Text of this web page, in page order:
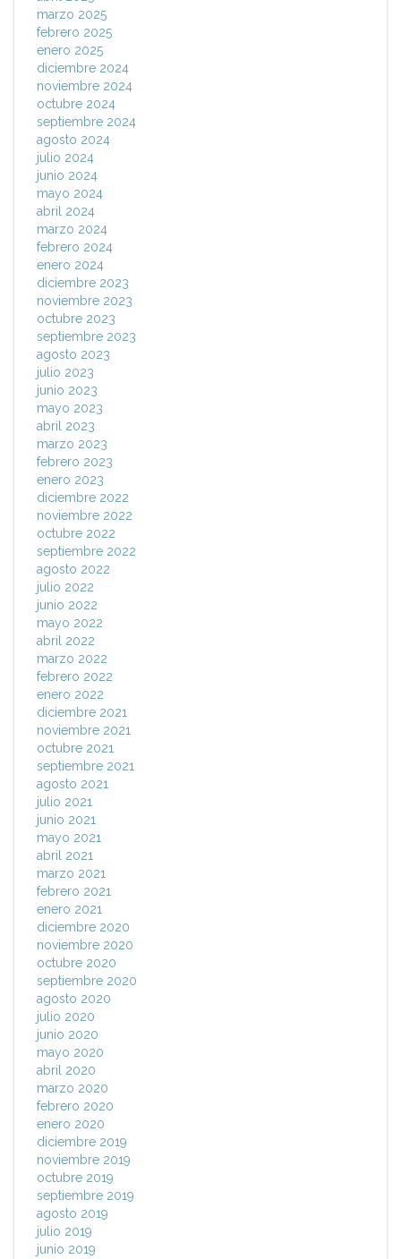
marzo 2025
febrero 2025
enero 2025
diciembre 2024
noviembre 2024
octubre 2024
septiembre 2024
agosto 2024
julio 2024
junio 2024
mayo 2024
abril 2024
marzo 2024
febrero 2024
enero 2024
diciembre 2023
noviembre 2023
octubre 2023
septiembre 2023
agosto 2023
julio 2023
junio 2023
mayo 2023
abril 2023
marzo 2023
febrero 2023
enero 2023
diciembre 2022
noviembre 2022
octubre 2022
septiembre 2022
agosto 2022
julio 2022
junio 2022
mayo 2022
abril 2022
marzo 2022
febrero 2022
enero 2022
diciembre 2021
noviembre 2021
octubre 2021
septiembre 2021
agosto 2021
julio 2021
junio 2021
mayo 2021
abril 2021
marzo 2021
febrero 2021
enero 2021
diciembre 2020
noviembre 2020
octubre 2020
septiembre 2020
agosto 2020
julio 2020
junio 2020
mayo 2020
abril 2020
marzo 2020
febrero 2020
enero 2020
diciembre 2019
noviembre 2019
octubre 2019
septiembre 2019
agosto 2019
julio 2019
junio 2019